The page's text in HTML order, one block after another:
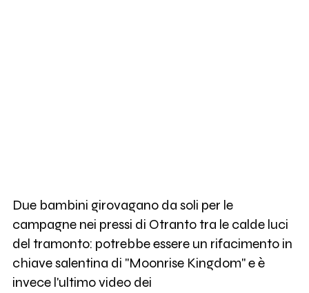
Due bambini girovagano da soli per le
campagne nei pressi di Otranto tra le calde luci
del tramonto: potrebbe essere un rifacimento in
chiave salentina di "Moonrise Kingdom" e è
invece l'ultimo video dei